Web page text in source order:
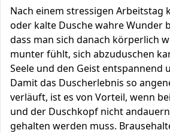
Nach einem stressigen Arbeitstag
oder kalte Dusche wahre Wunder
dass man sich danach körperlich
munter fühlt, sich abzuduschen
Seele und den Geist entspannend
Damit das Duscherlebnis so
verläuft, ist es von Vorteil, wenn
und der Duschkopf nicht
gehalten werden muss.